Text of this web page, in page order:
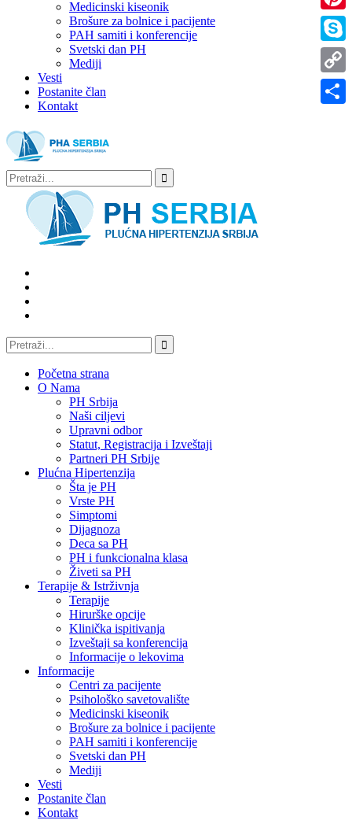
Medicinski kiseonik
Brošure za bolnice i pacijente
PAH samiti i konferencije
Svetski dan PH
Mediji
Vesti
Postanite član
Kontakt
Početna strana
O Nama
PH Srbija
Naši ciljevi
Upravni odbor
Statut, Registracija i Izveštaji
Partneri PH Srbije
Plućna Hipertenzija
Šta je PH
Vrste PH
Simptomi
Dijagnoza
Deca sa PH
PH i funkcionalna klasa
Živeti sa PH
Terapije & Istrživnja
Terapije
Hirurške opcije
Klinička ispitivanja
Izveštaji sa konferencija
Informacije o lekovima
Informacije
Centri za pacijente
Psihološko savetovalište
Medicinski kiseonik
Brošure za bolnice i pacijente
PAH samiti i konferencije
Svetski dan PH
Mediji
Vesti
Postanite član
Kontakt
Skype
Copy